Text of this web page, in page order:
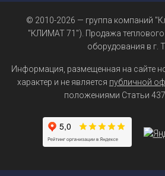
© 2010-2026 — группа компаний
"КЛИМАТ 71"). Продажа теплового
оборудования в г.
Информация, размещенная на сайте
характер и не является публичной
положениями Статьи